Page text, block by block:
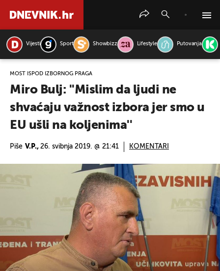
Vijesti Sport Showbizz Lifestyle Putovanja
MOST ISPOD IZBORNOG PRAGA
Miro Bulj: ''Mislim da ljudi ne
shvaćaju važnost izbora jer smo u
EU ušli na koljenima''
Piše V.P., 26. svibnja 2019. @ 21:41 KOMENTARI
PRETRAŽITE VIJESTI